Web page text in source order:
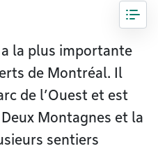
la plus importante
de Montréal. Il
de l’Ouest et est
Montagnes et la
sentiers